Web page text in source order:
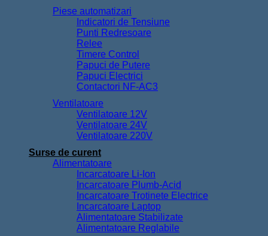
Piese automatizari
Indicatori de Tensiune
Punti Redresoare
Relee
Timere Control
Papuci de Putere
Papuci Electrici
Contactori NF-AC3
Ventilatoare
Ventilatoare 12V
Ventilatoare 24V
Ventilatoare 220V
Surse de curent
Alimentatoare
Incarcatoare Li-Ion
Incarcatoare Plumb-Acid
Incarcatoare Trotinete Electrice
Incarcatoare Laptop
Alimentatoare Stabilizate
Alimentatoare Reglabile